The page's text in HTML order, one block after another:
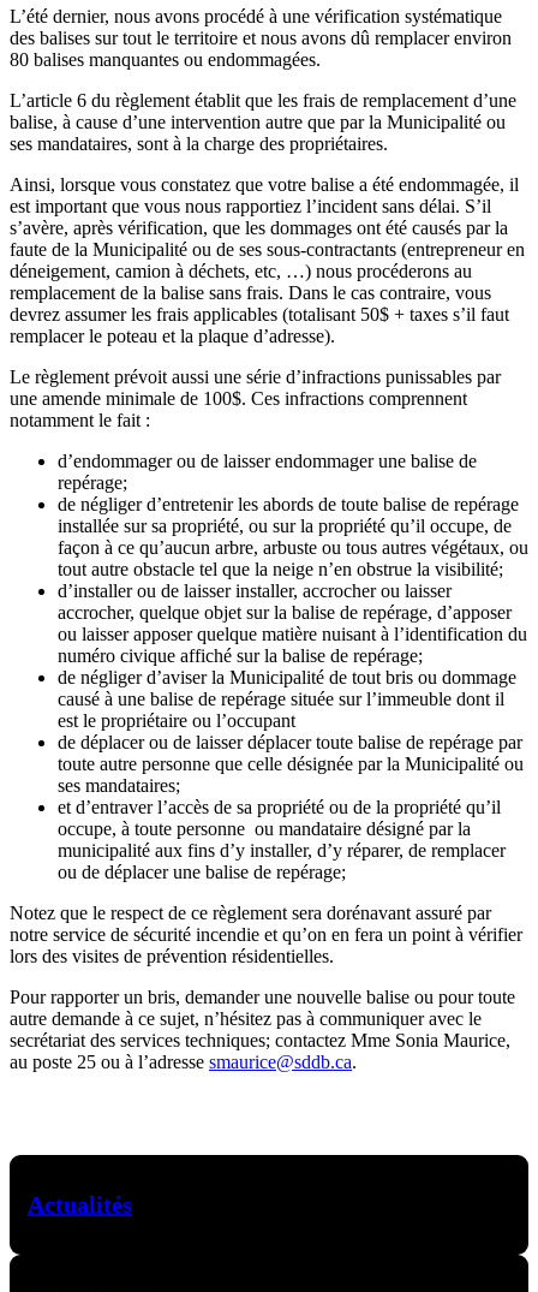
L’été dernier, nous avons procédé à une vérification systématique
des balises sur tout le territoire et nous avons dû remplacer environ
80 balises manquantes ou endommagées.
L’article 6 du règlement établit que les frais de remplacement d’une
balise, à cause d’une intervention autre que par la Municipalité ou
ses mandataires, sont à la charge des propriétaires.
Ainsi, lorsque vous constatez que votre balise a été endommagée, il
est important que vous nous rapportiez l’incident sans délai. S’il
s’avère, après vérification, que les dommages ont été causés par la
faute de la Municipalité ou de ses sous-contractants (entrepreneur en
déneigement, camion à déchets, etc, …) nous procéderons au
remplacement de la balise sans frais. Dans le cas contraire, vous
devrez assumer les frais applicables (totalisant 50$ + taxes s’il faut
remplacer le poteau et la plaque d’adresse).
Le règlement prévoit aussi une série d’infractions punissables par
une amende minimale de 100$. Ces infractions comprennent
notamment le fait :
d’endommagerou de laisser endommager une balise de
repérage;
de négliger d’entretenir les abords de toute balise de repérage
installée sur sa propriété, ou sur la propriété qu’il occupe, de
façon à ce qu’aucun arbre, arbuste ou tous autres végétaux, ou
tout autre obstacle tel que la neige n’en obstrue la visibilité;
d’installer ou de laisser installer, accrocher ou laisser
accrocher, quelque objet sur la balise de repérage, d’apposer
ou laisserapposer quelque matière nuisant à l’identification du
numéro civique affiché sur la balise de repérage;
de négliger d’aviser la Municipalité de tout bris ou dommage
causé à une balise de repérage située sur l’immeuble dont il
est le propriétaire ou l’occupant
de déplacerou de laisser déplacer toute balise de repérage par
toute autre personne que celle désignée par la Municipalité ou
ses mandataires;
et d’entraver l’accès de sa propriété ou de la propriété qu’il
occupe, à toute personne ou mandataire désigné par la
municipalité aux fins d’y installer, d’y réparer, de remplacer
ou de déplacer une balise de repérage;
Notez que le respect de ce règlement sera dorénavant assuré par
notre service de sécurité incendie et qu’on en fera un point à vérifier
lors des visites de prévention résidentielles.
Pour rapporter un bris, demander une nouvelle balise ou pour toute
autre demande à ce sujet, n’hésitez pas à communiquer avec le
secrétariat des services techniques; contactez Mme Sonia Maurice,
au poste 25 ou à l’adresse smaurice@sddb.ca.
Actualités